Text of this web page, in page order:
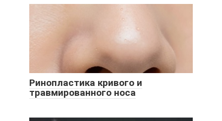
Ринопластика кривого и
травмированного носа